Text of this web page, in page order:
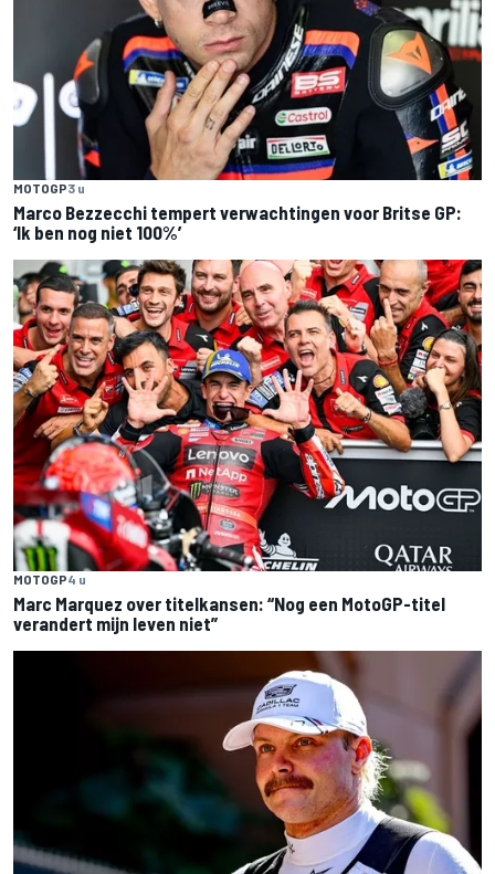
MOTOGP3 u
Marco Bezzecchi tempert verwachtingen voor Britse GP:
‘Ik ben nog niet 100%’
MOTOGP4 u
Marc Marquez over titelkansen: “Nog een MotoGP-titel
verandert mijn leven niet”